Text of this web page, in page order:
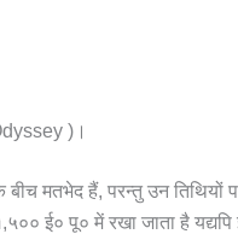
)।
बीच मतभेद हैं, परन्तु उन
१,५०० ई० पू० में रखा जाता है